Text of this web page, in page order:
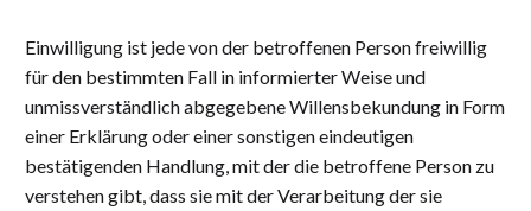
Einwilligung ist jede von der betroffenen Person freiwillig
für den bestimmten Fall in informierter Weise und
unmissverständlich abgegebene Willensbekundung in Form
einer Erklärung oder einer sonstigen eindeutigen
bestätigenden Handlung, mit der die betroffene Person zu
verstehen gibt, dass sie mit der Verarbeitung der sie